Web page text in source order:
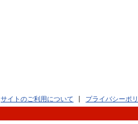
サイトのご利用について プライバシーポ